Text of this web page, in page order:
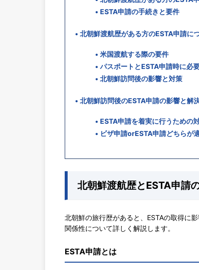
ESTA申請の手続きと要件
北朝鮮渡航歴がある方のESTA申請に
米国渡航する際の要件
パスポートとESTA申請時に必
北朝鮮訪問後の影響と対策
北朝鮮訪問後のESTA申請の影響と解
ESTA申請を着実に行うための
ビザ申請orESTA申請どちらが
北朝鮮渡航歴とESTA申請
北朝鮮の旅行歴があると、ESTAの取得に
関係性について詳しく解説します。
ESTA申請とは